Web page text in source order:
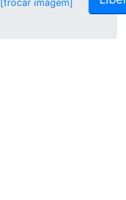
[trocar imagem]